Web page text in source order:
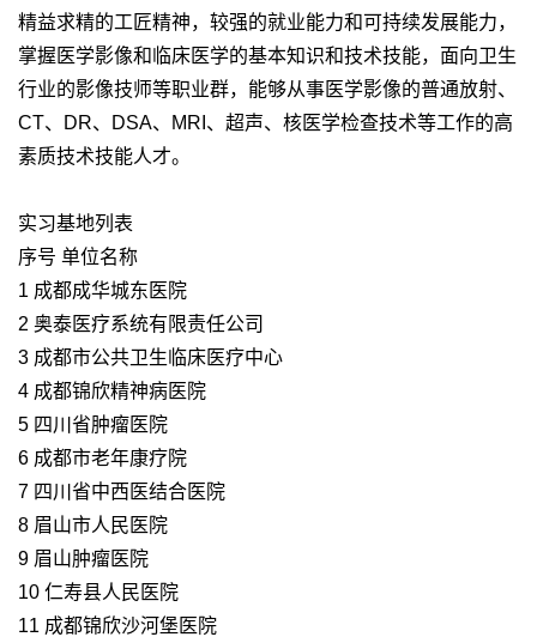
精益求精的工匠精神，较强的就业能力和可持续发展能力，
掌握医学影像和临床医学的基本知识和技术技能，面向卫生
行业的影像技师等职业群，能够从事医学影像的普通放射、
CT、DR、DSA、MRI、超声、核医学检查技术等工作的高
素质技术技能人才。
实习基地列表
序号 单位名称
1 成都成华城东医院
2 奥泰医疗系统有限责任公司
3 成都市公共卫生临床医疗中心
4 成都锦欣精神病医院
5 四川省肿瘤医院
6 成都市老年康疗院
7 四川省中西医结合医院
8 眉山市人民医院
9 眉山肿瘤医院
10 仁寿县人民医院
11 成都锦欣沙河堡医院